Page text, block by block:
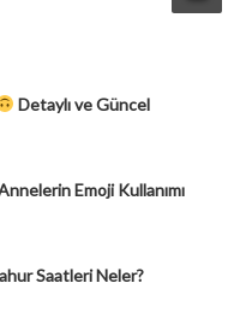
Detaylı ve Güncel
Emoji Kullanımı
Saatleri Neler?